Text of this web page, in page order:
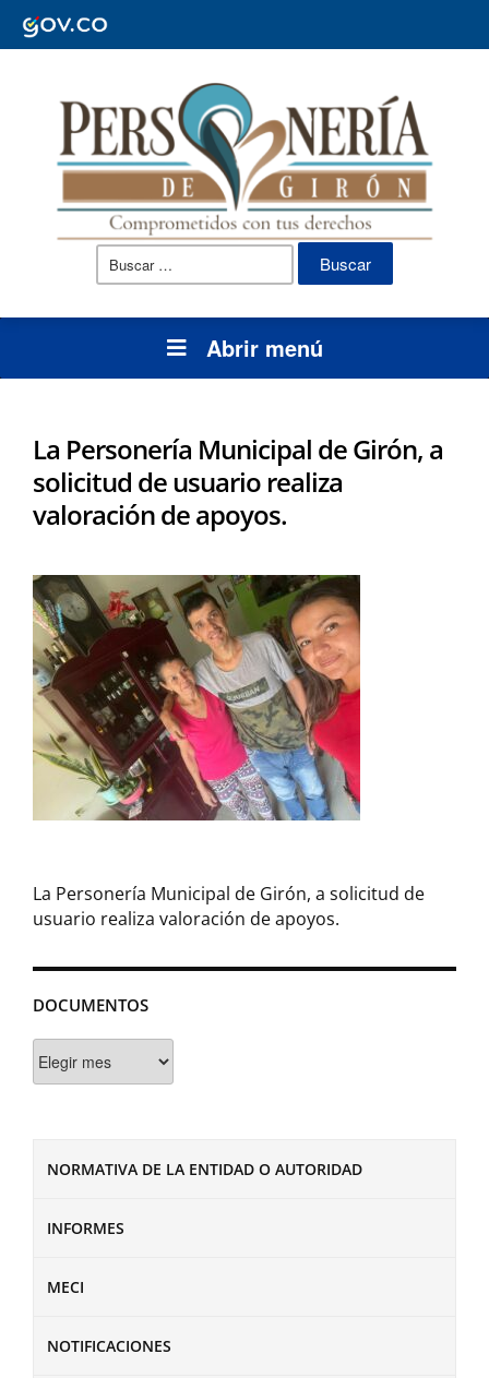
Buscar:
Abrir menú
DOCUMENTOS
NORMATIVA DE LA ENTIDAD O AUTORIDAD
INFORMES
MECI
NOTIFICACIONES
La Personería Municipal de Girón, a
solicitud de usuario realiza
valoración de apoyos.
La Personería Municipal de Girón, a solicitud de
usuario realiza valoración de apoyos.